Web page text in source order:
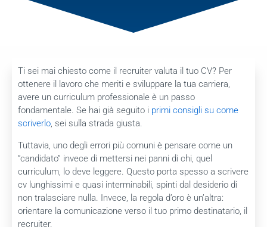
Ti sei mai chiesto come il recruiter valuta il tuo CV? Per
ottenere il lavoro che meriti e sviluppare la tua carriera,
avere un curriculum professionale è un passo
fondamentale. Se hai già seguito i primi consigli su come
scriverlo, sei sulla strada giusta.
Tuttavia, uno degli errori più comuni è pensare come un
“candidato” invece di mettersi nei panni di chi, quel
curriculum, lo deve leggere. Questo porta spesso a scrivere
cv lunghissimi e quasi interminabili, spinti dal desiderio di
non tralasciare nulla. Invece, la regola d’oro è un’altra:
orientare la comunicazione verso il tuo primo destinatario, il
recruiter.